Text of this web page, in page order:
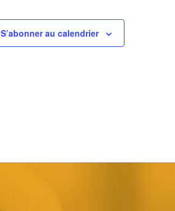
S’abonner au calendrier